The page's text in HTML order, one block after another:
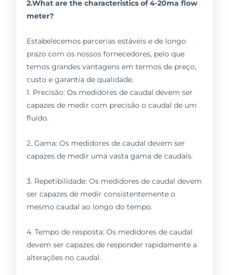
2.What are the characteristics of 4-20ma flow
meter?
Estabelecemos parcerias estáveis e de longo
prazo com os nossos fornecedores, pelo que
temos grandes vantagens em termos de preço,
custo e garantia de qualidade.
1. Precisão: Os medidores de caudal devem ser
capazes de medir com precisão o caudal de um
fluido.
2. Gama: Os medidores de caudal devem ser
capazes de medir uma vasta gama de caudais.
3. Repetibilidade: Os medidores de caudal devem
ser capazes de medir consistentemente o
mesmo caudal ao longo do tempo.
4. Tempo de resposta: Os medidores de caudal
devem ser capazes de responder rapidamente a
alterações no caudal.